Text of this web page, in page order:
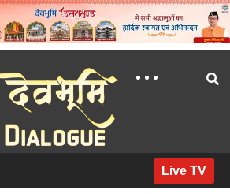
Live TV